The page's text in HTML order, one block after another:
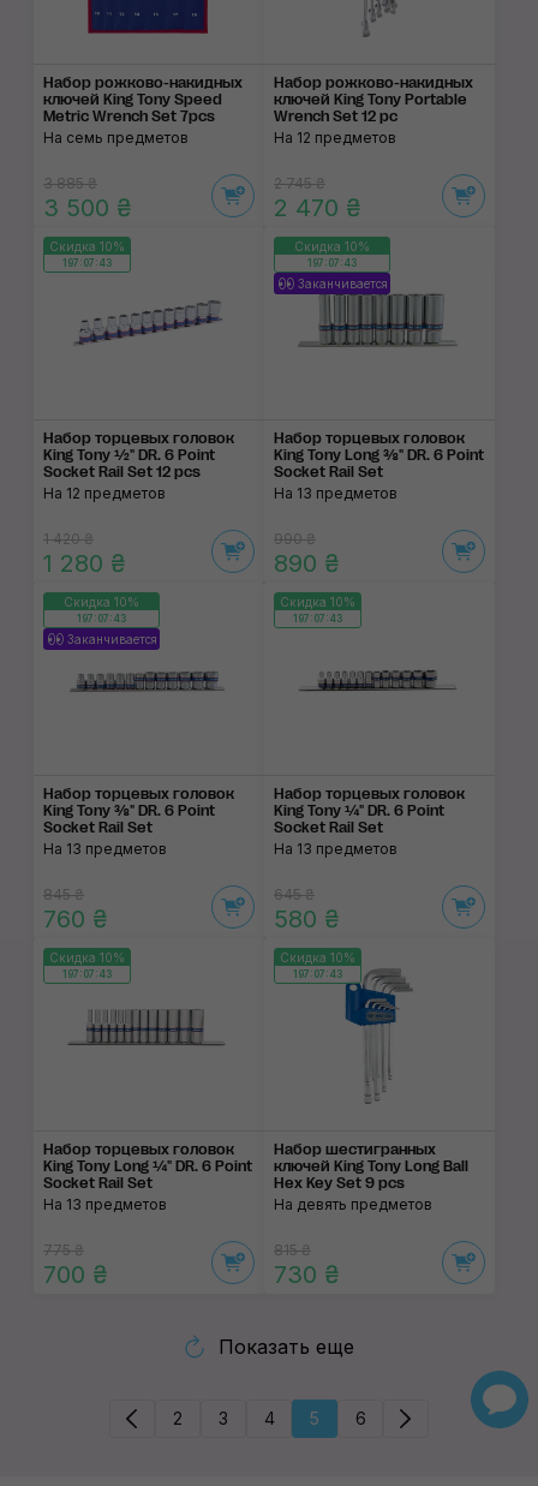
Набор рожково-накидных
ключей King Tony Speed
Metric Wrench Set 7pcs
На семь предметов
3 885 ₴
3 500 ₴
Набор рожково-накидных
ключей King Tony Portable
Wrench Set 12 pc
На 12 предметов
2 745 ₴
2 470 ₴
Скидка 10%
197:07:43
Набор торцевых головок
King Tony ½" DR. 6 Point
Socket Rail Set 12 pcs
На 12 предметов
1 420 ₴
1 280 ₴
Скидка 10%
197:07:43
Заканчивается
Набор торцевых головок
King Tony Long ⅜" DR. 6 Point
Socket Rail Set
На 13 предметов
990 ₴
890 ₴
Скидка 10%
197:07:43
Заканчивается
Набор торцевых головок
King Tony ⅜" DR. 6 Point
Socket Rail Set
На 13 предметов
845 ₴
760 ₴
Скидка 10%
197:07:43
Набор торцевых головок
King Tony ¼" DR. 6 Point
Socket Rail Set
На 13 предметов
645 ₴
580 ₴
Скидка 10%
197:07:43
Набор торцевых головок
King Tony Long ¼" DR. 6 Point
Socket Rail Set
На 13 предметов
775 ₴
700 ₴
Скидка 10%
197:07:43
Набор шестигранных
ключей King Tony Long Ball
Hex Key Set 9 pcs
На девять предметов
815 ₴
730 ₴
Показать еще
2 3 4 5 6